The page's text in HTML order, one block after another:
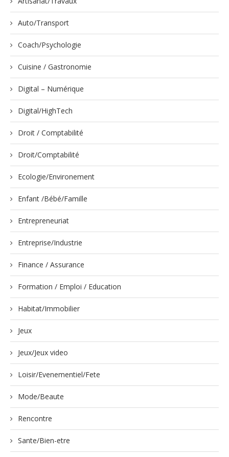
Auto/Transport
Coach/Psychologie
Cuisine / Gastronomie
Digital – Numérique
Digital/HighTech
Droit / Comptabilité
Droit/Comptabilité
Ecologie/Environement
Enfant /Bébé/Famille
Entrepreneuriat
Entreprise/Industrie
Finance / Assurance
Formation / Emploi / Education
Habitat/Immobilier
Jeux
Jeux/Jeux video
Loisir/Evenementiel/Fete
Mode/Beaute
Rencontre
Sante/Bien-etre